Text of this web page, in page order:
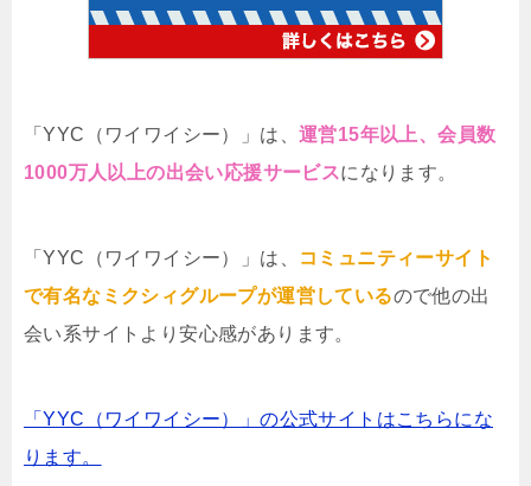
「YYC（ワイワイシー）」は、 運営15年以上、会員数
1000万人以上の出会い応援サービスになります。
「YYC（ワイワイシー）」は、
コミュニティーサイト
で有名なミクシィグループが運営しているので他の出
会い系サイトより安心感があります。
「YYC（ワイワイシー）」の公式サイトはこちらにな
ります。